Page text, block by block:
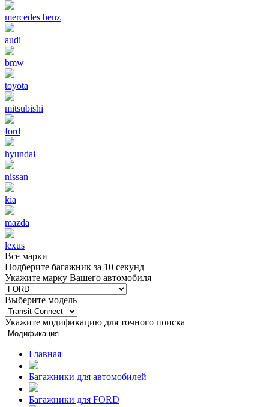
mercedes benz
audi
bmw
toyota
mitsubishi
ford
hyundai
nissan
kia
mazda
lexus
Все марки
Подберите багажник за 10 секунд
Укажите марку Вашего автомобиля
Выберите модель
Укажите модификацию для точного поиска
Главная
Багажники для автомобилей
Багажники для FORD